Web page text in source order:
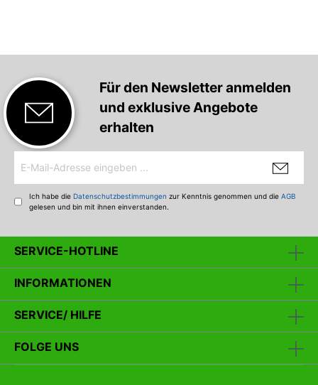
Haken kommen superscharfe BKK-Drillinge zum Einsatz.
Seika Pro Stinger-Vorfach mit Drillingshaken Zusatzdrillinge
für eine bessere Bissausbeute beim Angeln mit
Gummifischen. Hakengröße: 4 Länge: 13 cm Tragkraft: 12 kg
Packungsinhalt: 2 Stück
Für den Newsletter anmelden
und exklusive Angebote
erhalten
Ich habe die Datenschutzbestimmungen zur Kenntnis genommen und die AGB
gelesen und bin mit ihnen einverstanden.
SERVICE-HOTLINE
INFORMATIONEN
SERVICE/ HILFE
FOLGE UNS